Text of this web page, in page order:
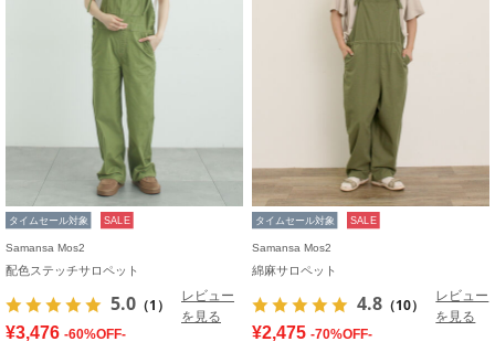
タイムセール対象 SALE
Samansa Mos2
配色ステッチサロペット
5.0 （1）
レビュー
を見る
¥3,476 -60%OFF-
タイムセール対象 SALE
Samansa Mos2
綿麻サロペット
4.8 （10）
レビュー
を見る
¥2,475 -70%OFF-